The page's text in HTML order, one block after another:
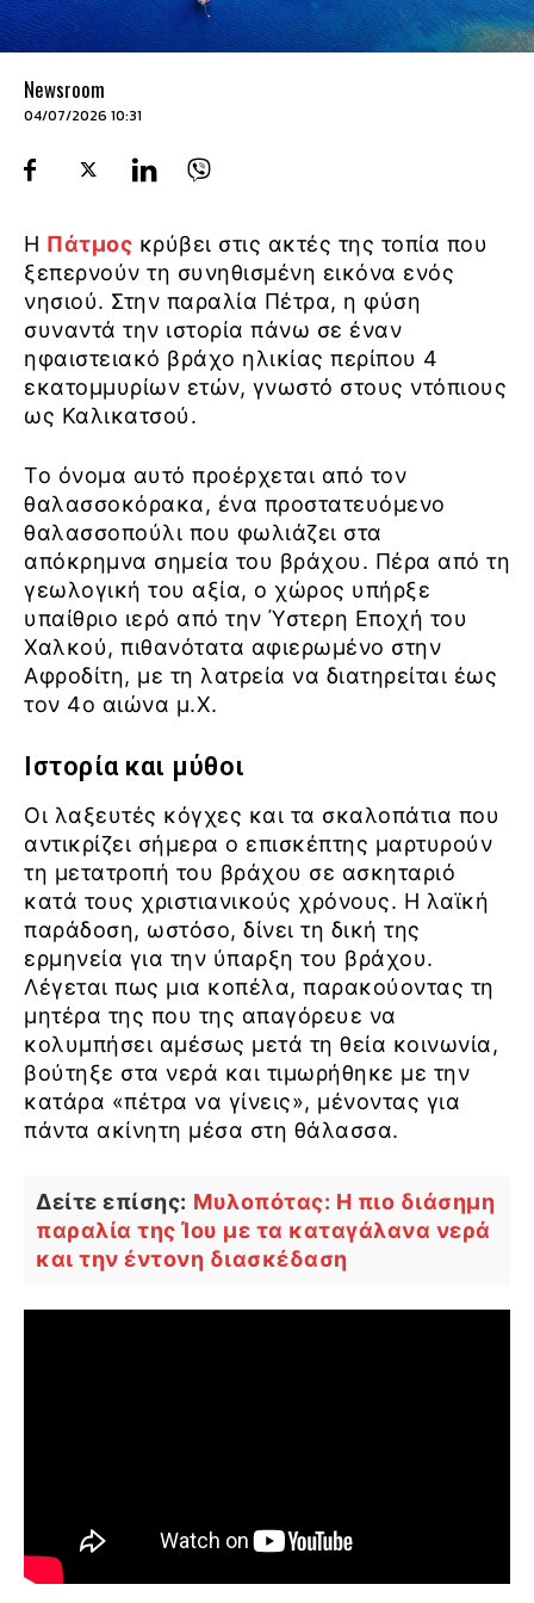
Newsroom
04/07/2026 10:31
Η Πάτμος κρύβει στις ακτές της τοπία που
ξεπερνούν τη συνηθισμένη εικόνα ενός
νησιού. Στην παραλία Πέτρα, η φύση
συναντά την ιστορία πάνω σε έναν
ηφαιστειακό βράχο ηλικίας περίπου 4
εκατομμυρίων ετών, γνωστό στους ντόπιους
ως Καλικατσού.
Το όνομα αυτό προέρχεται από τον
θαλασσοκόρακα, ένα προστατευόμενο
θαλασσοπούλι που φωλιάζει στα
απόκρημνα σημεία του βράχου. Πέρα από τη
γεωλογική του αξία, ο χώρος υπήρξε
υπαίθριο ιερό από την Ύστερη Εποχή του
Χαλκού, πιθανότατα αφιερωμένο στην
Αφροδίτη, με τη λατρεία να διατηρείται έως
τον 4ο αιώνα μ.Χ.
Ιστορία και μύθοι
Οι λαξευτές κόγχες και τα σκαλοπάτια που
αντικρίζει σήμερα ο επισκέπτης μαρτυρούν
τη μετατροπή του βράχου σε ασκηταριό
κατά τους χριστιανικούς χρόνους. Η λαϊκή
παράδοση, ωστόσο, δίνει τη δική της
ερμηνεία για την ύπαρξη του βράχου.
Λέγεται πως μια κοπέλα, παρακούοντας τη
μητέρα της που της απαγόρευε να
κολυμπήσει αμέσως μετά τη θεία κοινωνία,
βούτηξε στα νερά και τιμωρήθηκε με την
κατάρα «πέτρα να γίνεις», μένοντας για
πάντα ακίνητη μέσα στη θάλασσα.
Δείτε επίσης: Μυλοπότας: Η πιο διάσημη
παραλία της Ίου με τα καταγάλανα νερά
και την έντονη διασκέδαση